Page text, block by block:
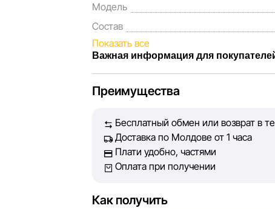
Модель
Состав
Показать все
Важная информация для
Каждый день мы работаем над тем,
Наша цель — обеспечить вас
принять лучшее решение о покупке.
Однако, несмотря на постоянный
технических ошибок или сбоев. Мы
Преимущества
Бесплатный обмен или возврат в
Доставка по Молдове от 1 часа
Плати удобно, частями
Оплата при получении
Как получить